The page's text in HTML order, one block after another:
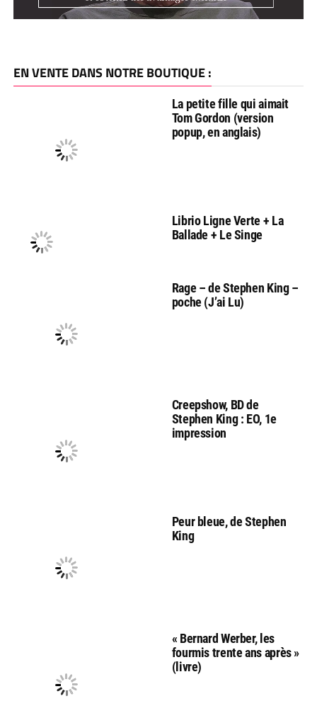
EN VENTE DANS NOTRE BOUTIQUE :
La petite fille qui aimait
Tom Gordon (version
popup, en anglais)
Librio Ligne Verte + La
Ballade + Le Singe
Rage – de Stephen King –
poche (J’ai Lu)
Creepshow, BD de
Stephen King : EO, 1e
impression
Peur bleue, de Stephen
King
« Bernard Werber, les
fourmis trente ans après »
(livre)